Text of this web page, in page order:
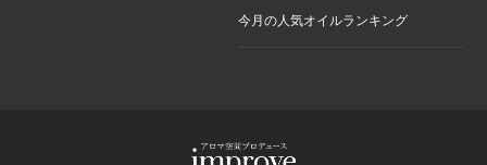
今月の人気オイルランキング